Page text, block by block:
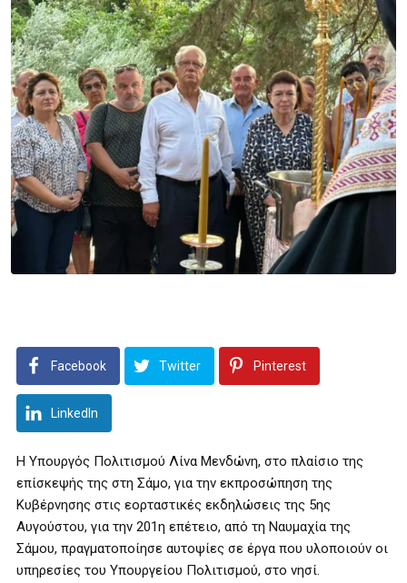
Facebook Twitter Pinterest
LinkedIn
Η Υπουργός Πολιτισμού Λίνα Μενδώνη, στο πλαίσιο της
επίσκεψής της στη Σάμο, για την εκπροσώπηση της
Κυβέρνησης στις εορταστικές εκδηλώσεις της 5ης
Αυγούστου, για την 201η επέτειο, από τη Ναυμαχία της
Σάμου, πραγματοποίησε αυτοψίες σε έργα που υλοποιούν οι
υπηρεσίες του Υπουργείου Πολιτισμού, στο νησί.